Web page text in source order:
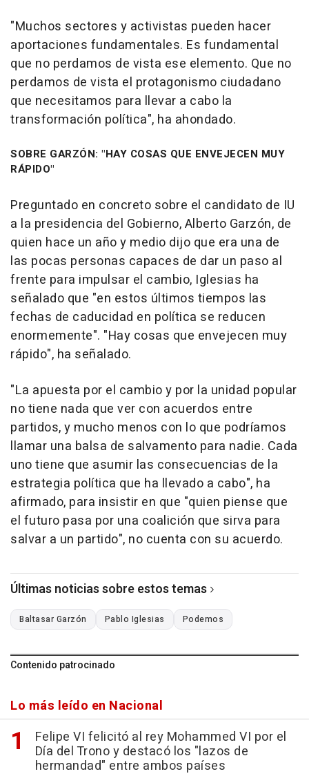
"Muchos sectores y activistas pueden hacer
aportaciones fundamentales. Es fundamental
que no perdamos de vista ese elemento. Que no
perdamos de vista el protagonismo ciudadano
que necesitamos para llevar a cabo la
transformación política", ha ahondado.
SOBRE GARZÓN: "HAY COSAS QUE ENVEJECEN MUY
RÁPIDO"
Preguntado en concreto sobre el candidato de IU
a la presidencia del Gobierno, Alberto Garzón, de
quien hace un año y medio dijo que era una de
las pocas personas capaces de dar un paso al
frente para impulsar el cambio, Iglesias ha
señalado que "en estos últimos tiempos las
fechas de caducidad en política se reducen
enormemente". "Hay cosas que envejecen muy
rápido", ha señalado.
"La apuesta por el cambio y por la unidad popular
no tiene nada que ver con acuerdos entre
partidos, y mucho menos con lo que podríamos
llamar una balsa de salvamento para nadie. Cada
uno tiene que asumir las consecuencias de la
estrategia política que ha llevado a cabo", ha
afirmado, para insistir en que "quien piense que
el futuro pasa por una coalición que sirva para
salvar a un partido", no cuenta con su acuerdo.
Últimas noticias sobre estos temas
Baltasar Garzón Pablo Iglesias Podemos
Contenido patrocinado
Lo más leído en Nacional
Felipe VI felicitó al rey Mohammed VI por el
Día del Trono y destacó los "lazos de
hermandad" entre ambos países